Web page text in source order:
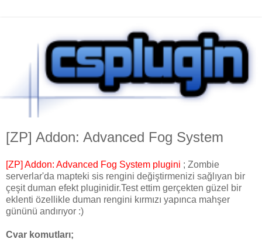
[ZP] Addon: Advanced Fog System
[ZP] Addon: Advanced Fog System plugini ; Zombie
serverlar'da mapteki sis rengini değiştirmenizi sağlıyan bir
çeşit duman efekt pluginidir.Test ettim gerçekten güzel bir
eklenti özellikle duman rengini kırmızı yapınca mahşer
gününü andırıyor :)
Cvar komutları;